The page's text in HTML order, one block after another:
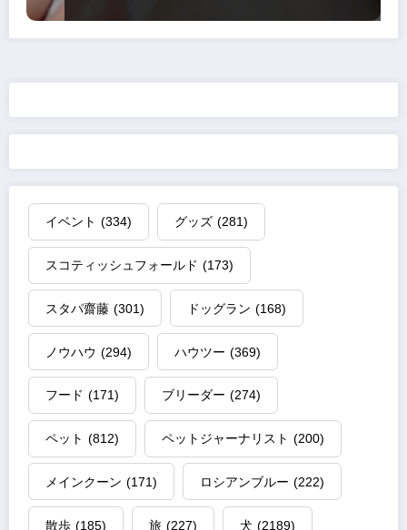
イベント (334) グッズ (281)
スコティッシュフォールド (173)
スタパ齋藤 (301) ドッグラン (168)
ノウハウ (294) ハウツー (369)
フード (171) ブリーダー (274)
ペット (812) ペットジャーナリスト (200)
メインクーン (171) ロシアンブルー (222)
散歩 (185) 旅 (227) 犬 (2189)